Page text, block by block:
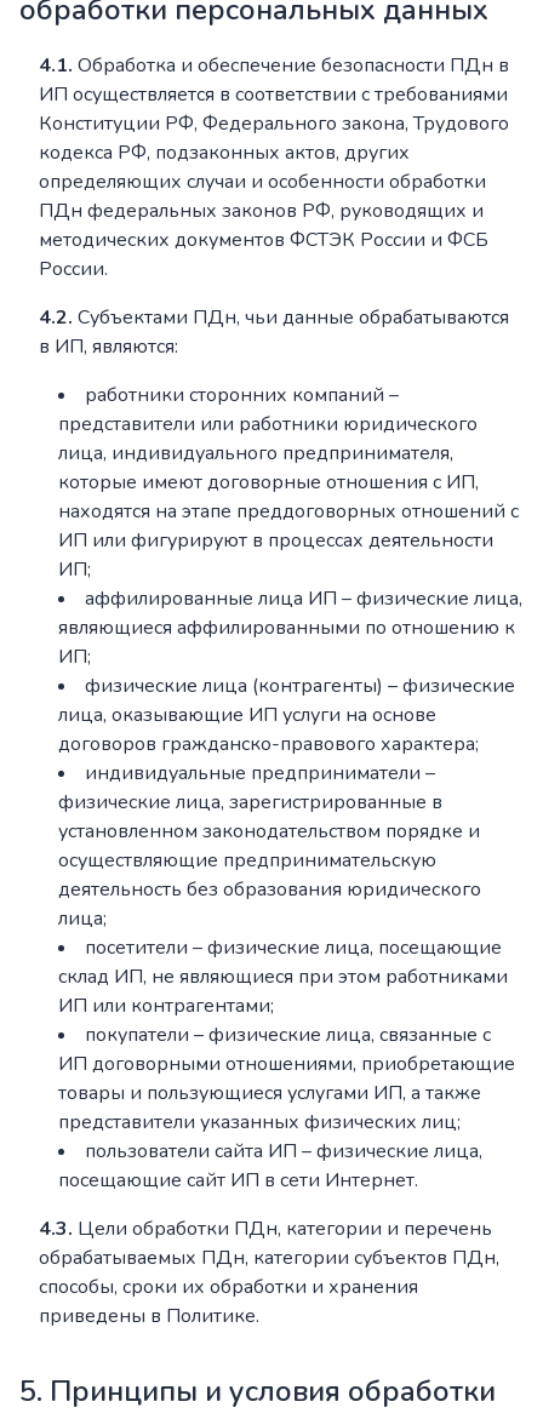
обработки персональных данных
4.1. Обработка и обеспечение безопасности ПДн в
ИП осуществляется в соответствии с требованиями
Конституции РФ, Федерального закона, Трудового
кодекса РФ, подзаконных актов, других
определяющих случаи и особенности обработки
ПДн федеральных законов РФ, руководящих и
методических документов ФСТЭК России и ФСБ
России.
4.2. Субъектами ПДн, чьи данные обрабатываются
в ИП, являются:
работники сторонних компаний –
представители или работники юридического
лица, индивидуального предпринимателя,
которые имеют договорные отношения с ИП,
находятся на этапе преддоговорных отношений с
ИП или фигурируют в процессах деятельности
ИП;
аффилированные лица ИП – физические лица,
являющиеся аффилированными по отношению к
ИП;
физические лица (контрагенты) – физические
лица, оказывающие ИП услуги на основе
договоров гражданско-правового характера;
индивидуальные предприниматели –
физические лица, зарегистрированные в
установленном законодательством порядке и
осуществляющие предпринимательскую
деятельность без образования юридического
лица;
посетители – физические лица, посещающие
склад ИП, не являющиеся при этом работниками
ИП или контрагентами;
покупатели – физические лица, связанные с
ИП договорными отношениями, приобретающие
товары и пользующиеся услугами ИП, а также
представители указанных физических лиц;
пользователи сайта ИП – физические лица,
посещающие сайт ИП в сети Интернет.
4.3. Цели обработки ПДн, категории и перечень
обрабатываемых ПДн, категории субъектов ПДн,
способы, сроки их обработки и хранения
приведены в Политике.
5. Принципы и условия обработки